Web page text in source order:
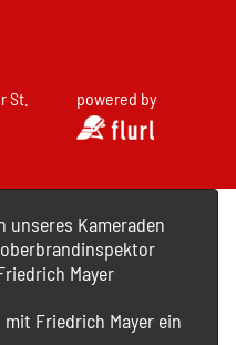
St.
powered by
unseres Kameraden
Mayer
Friedrich Mayer ein